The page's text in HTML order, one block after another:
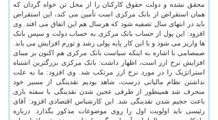
محقق نشده و دولت حقوق کارکنان را از محل تن خواه گردان که
همان استقراض از بانک مرکزی است تأمین می کند، این استقراض
باید در انتهای سال تصفیه شود که هرسال هم این اتفاق می افتد. وی
افزود: این پول از حساب بانک مرکزی به حساب دولت و سپس بانک
ها واریز می شود و با این کار پایه پولی رشد و تورم افزایش می یابد.
صمصامی با اشاره به اینکه سیاست بانک مرکزی هم اکنون بر مبنای
افزایش نرخ ارز است، اظهار داشت: بانک مرکزی بزرگترین اشتباه
استراتژیک را در مورد نرخ ارز مرتکب شد. وی افزود: ما به علت
نداشتن نظام مالیاتی درست، شاهد بودیم نقدینگی از مسیر خود
منحرف شد همینطور از طرفی عجین شدن نقدینگی با سفته بازی
باعث حجیم شدن نقدینگی شد. این کارشناس اقتصادی افزود: آقای
رئیسی باید اولویت اول را روی موضوعات مذکور بگذارد. درباره